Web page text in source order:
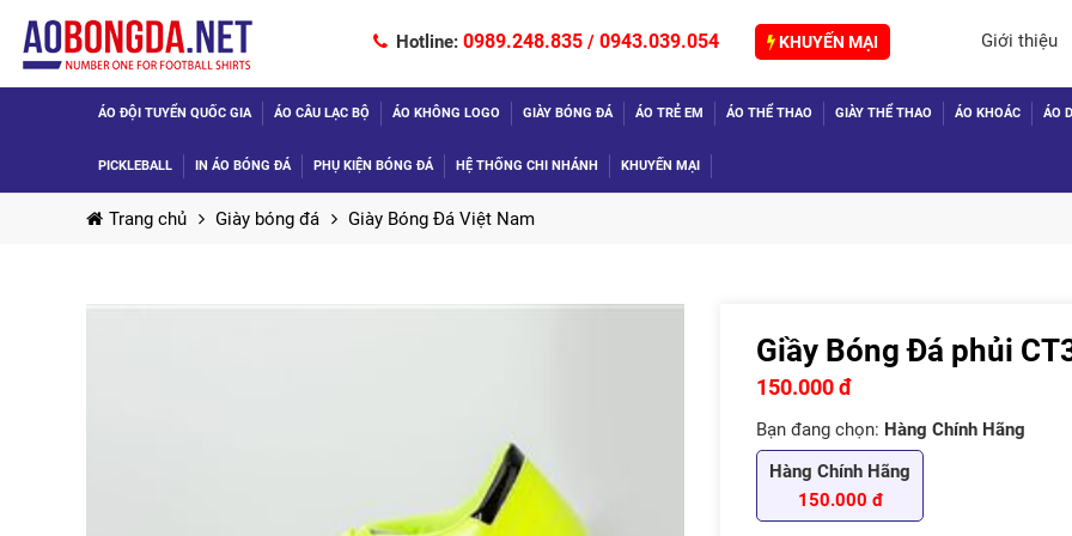
Hotline: 0989.248.835 / 0943.039.054 KHUYẾN MẠI Giới thiệu
ÁO ĐỘI TUYỂN QUỐC GIA ÁO CÂU LẠC BỘ ÁO KHÔNG LOGO GIÀY BÓNG ĐÁ ÁO TRẺ EM ÁO THỂ THAO GIÀY THỂ THAO ÁO KHOÁC ÁO
PICKLEBALL IN ÁO BÓNG ĐÁ PHỤ KIỆN BÓNG ĐÁ HỆ THỐNG CHI NHÁNH KHUYẾN MẠI
TIẾP
Trang chủ Giày bóng đá Giày Bóng Đá Việt Nam
Giầy Bóng Đá phủi
150.000 đ
Bạn đang chọn: Hàng Chính Hãng
Hàng Chính Hãng
150.000 đ